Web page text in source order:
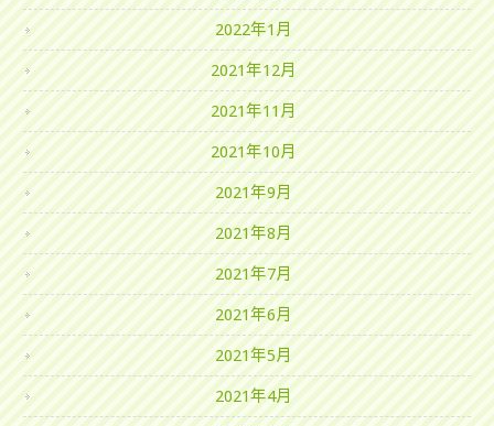
2022年1月
2021年12月
2021年11月
2021年10月
2021年9月
2021年8月
2021年7月
2021年6月
2021年5月
2021年4月